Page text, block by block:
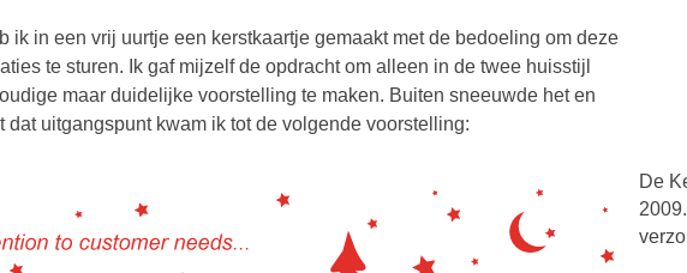
ik in een vrij uurtje een kerstkaartje gemaakt met de bedoeling om deze
te sturen. Ik gaf mijzelf de opdracht om alleen in de twee huisstijl
maar duidelijke voorstelling te maken. Buiten sneeuwde het en
dat uitgangspunt kwam ik tot de volgende voorstelling:
De